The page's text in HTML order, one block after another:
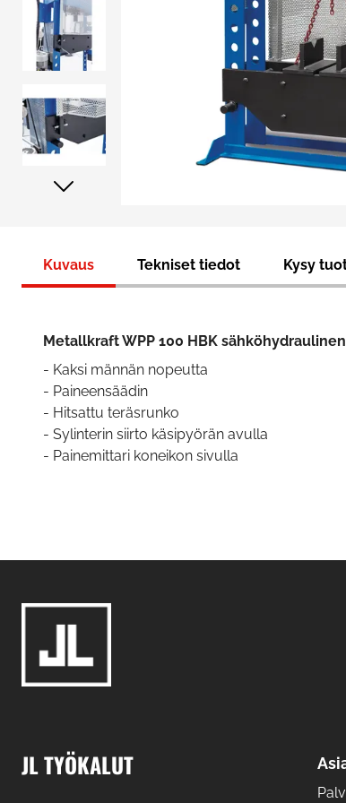
Kuvaus Tekniset tiedot Kysy
Metallkraft WPP 100 HBK
- Kaksi männän nopeutta
- Paineensäädin
- Hitsattu teräsrunko
- Sylinterin siirto käsipyörän avulla
- Painemittari koneikon sivulla
JL TYÖKALUT